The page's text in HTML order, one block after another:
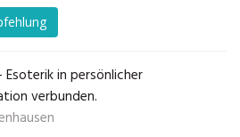
Esoterik in persönlicher
verbunden.